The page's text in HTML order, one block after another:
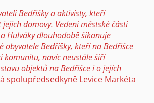
Bedřišky a aktivisty, kteří
domovy. Vedení městské části
Hulváky dlouhodobě šikanuje
obyvatele Bedřišky, kteří na Bedřišce
komunitu, navíc neustále šíří
objektů na Bedřišce i o jejích
spolupředsedkyně Levice Markéta